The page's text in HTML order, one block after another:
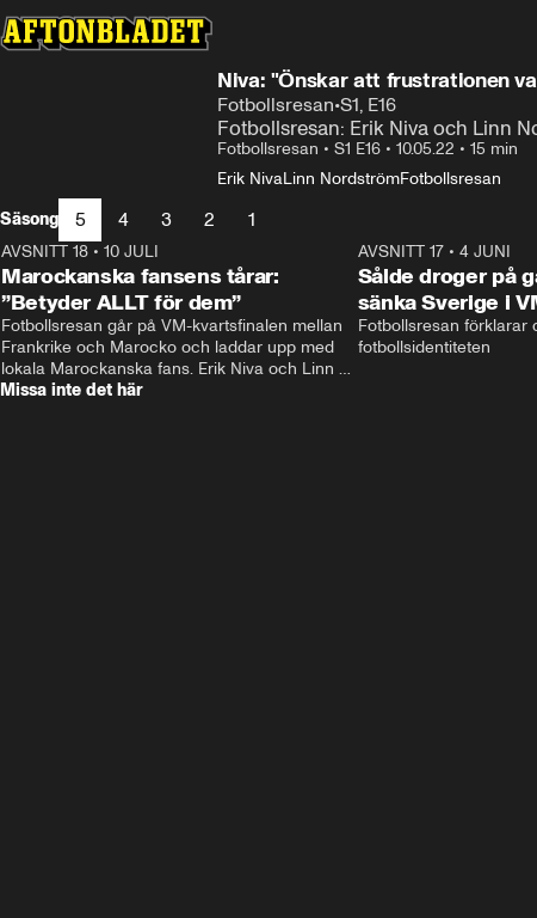
Niva: "Önskar att frustrationen
Fotbollsresan•S1, E16
Fotbollsresan: Erik Niva och Linn
Fotbollsresan • S1 E16 • 10.05.22 • 15 min
Erik NivaLinn NordströmFotbollsresan
Säsong
5 4 3 2 1
AVSNITT 18 • 10 JULI
Marockanska fansens tårar:
”Betyder ALLT för dem”
Fotbollsresan går på VM-kvartsfinalen mellan
Frankrike och Marocko och laddar upp med
lokala Marockanska fans. Erik Niva och Linn
Nordström möts av stimmig frukost, tutande
AVSNITT 17• 4 JUNI
Sålde droger på
sänka Sverige i
Fotbollsresan förklarar
fotbollsidentiteten
Missa inte det här